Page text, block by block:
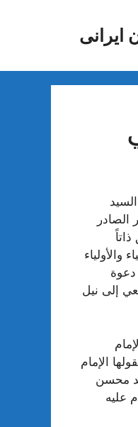
ایرانی
والأولياء
دعوة
إلى نيل
الإمام
محسن
عليه